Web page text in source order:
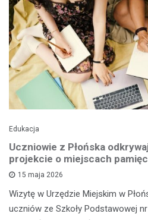
Edukacja
Uczniowie z Płońska
projekcie o miejscach
15 maja 2026
Wizytę w Urzędzie Miejskim w
uczniów ze Szkoły Podstawowej